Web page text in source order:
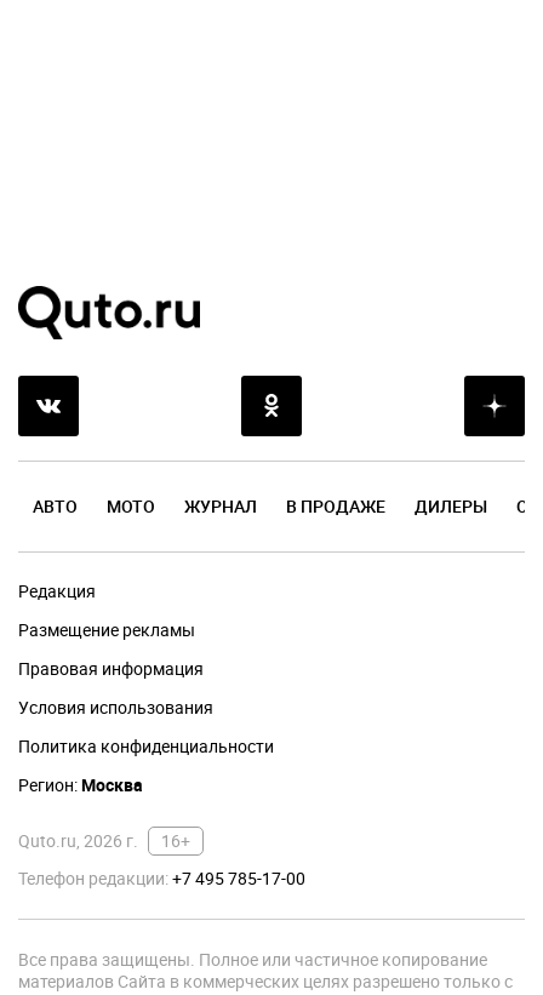
АВТО МОТО ЖУРНАЛ В ПРОДАЖЕ ДИЛЕРЫ
Редакция
Размещение рекламы
Правовая информация
Условия использования
Политика конфиденциальности
Регион:Москва
Quto.ru, 2026 г.
16+
Телефон редакции:+7 495 785-17-00
Все права защищены. Полное или частичное копирование
материалов Сайта в коммерческих целях разрешено только с